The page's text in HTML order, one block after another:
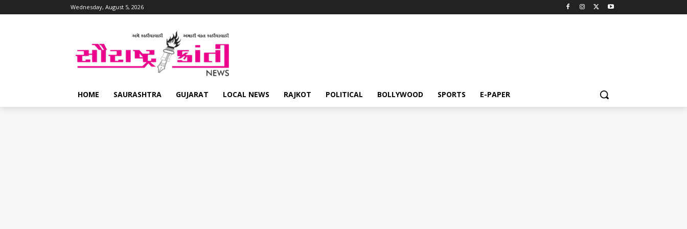
Wednesday, August 5, 2026
HOME SAURASHTRA GUJARAT LOCAL NEWS RAJKOT POLITICAL BOLLYWOOD SPORTS E-PAPER